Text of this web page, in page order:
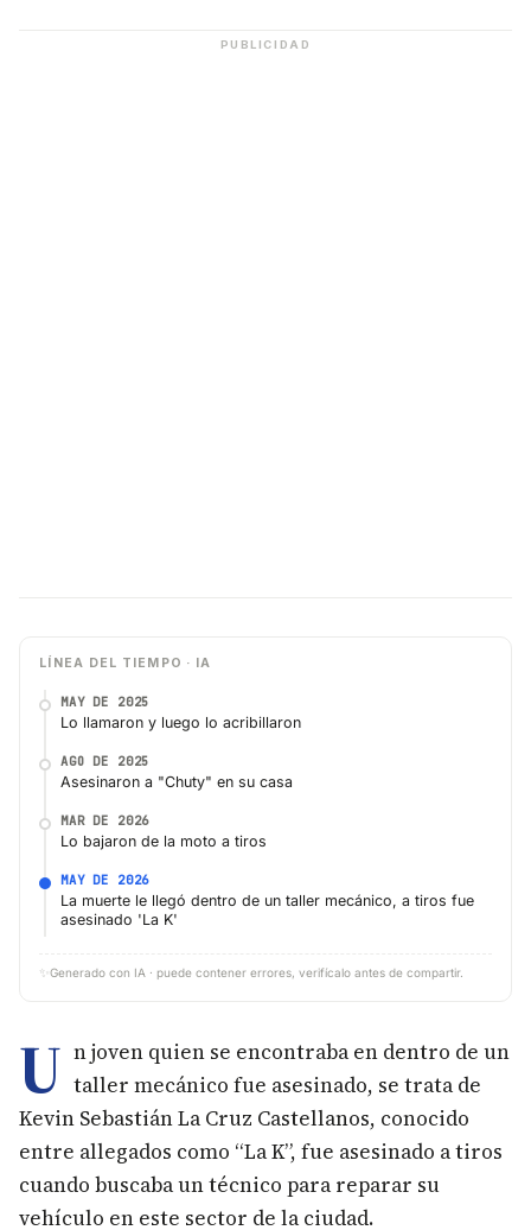
PUBLICIDAD
LÍNEA DEL TIEMPO · IA
MAY DE 2025
Lo llamaron y luego lo acribillaron
AGO DE 2025
Asesinaron a "Chuty" en su casa
MAR DE 2026
Lo bajaron de la moto a tiros
MAY DE 2026
La muerte le llegó dentro de un taller mecánico, a tiros fue
asesinado 'La K'
✨ Generado con IA · puede contener errores, verifícalo antes de compartir.
U n joven quien se encontraba en dentro de un
taller mecánico fue asesinado, se trata de
Kevin Sebastián La Cruz Castellanos, conocido
entre allegados como “La K”, fue asesinado a tiros
cuando buscaba un técnico para reparar su
vehículo en este sector de la ciudad.